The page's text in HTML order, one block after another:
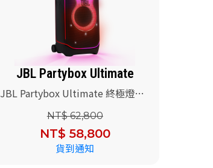
JBL Partybox Ultimate
JBL Partybox Ultimate 終極燈光
派對藍牙喇叭(送JBL Wireless
Microphone 無線麥克風)
NT$ 62,800
NT$ 58,800
貨到通知